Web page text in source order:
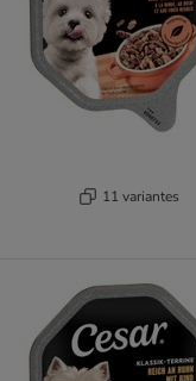
11 variantes